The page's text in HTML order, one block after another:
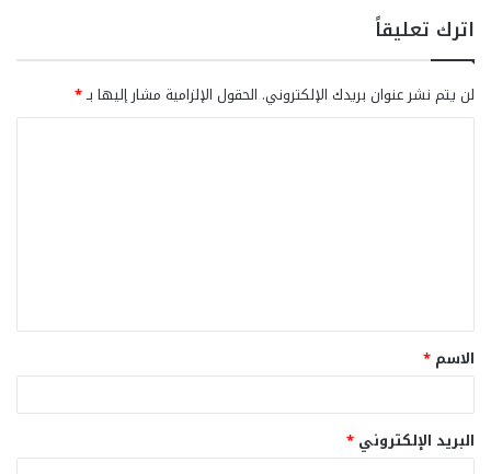
اترك تعليقاً
لن يتم نشر عنوان بريدك الإلكتروني. الحقول الإلزامية مشار إليها بـ*
ق
*
الاسم *
البريد الإلكتروني *